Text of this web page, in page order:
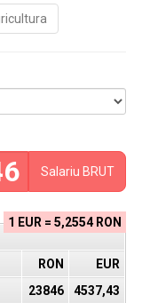
Salariu BRUT
1 EUR = 5,2554 RON
RON
EUR
23846
4537,43